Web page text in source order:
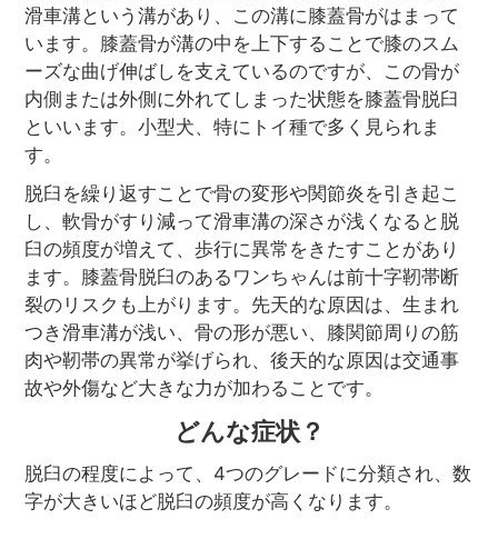
滑車溝という溝があり、この溝に膝蓋骨がはまって
います。膝蓋骨が溝の中を上下することで膝のスム
ーズな曲げ伸ばしを支えているのですが、この骨が
内側または外側に外れてしまった状態を膝蓋骨脱臼
といいます。小型犬、特にトイ種で多く見られま
す。
脱臼を繰り返すことで骨の変形や関節炎を引き起こ
し、軟骨がすり減って滑車溝の深さが浅くなると脱
臼の頻度が増えて、歩行に異常をきたすことがあり
ます。膝蓋骨脱臼のあるワンちゃんは前十字靭帯断
裂のリスクも上がります。先天的な原因は、生まれ
つき滑車溝が浅い、骨の形が悪い、膝関節周りの筋
肉や靭帯の異常が挙げられ、後天的な原因は交通事
故や外傷など大きな力が加わることです。
どんな症状？
脱臼の程度によって、4つのグレードに分類され、数
字が大きいほど脱臼の頻度が高くなります。